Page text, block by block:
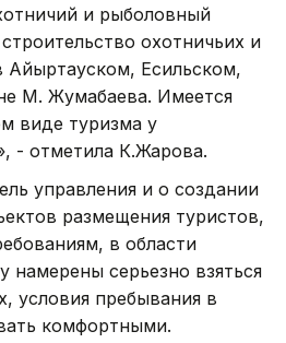
и рыболовный
охотничьих и
Есильском,
М. Жумабаева. Имеется
виде туризма у
- отметила К.Жарова.
управления и о создании
размещения туристов,
в области
намерены серьезно взяться
условия пребывания в
комфортными.